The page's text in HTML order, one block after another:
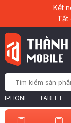
Kết
Tất
IPHONE TABLET